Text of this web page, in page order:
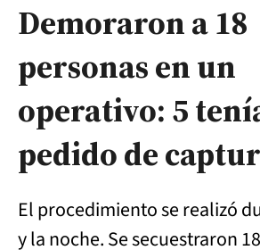
Demoraron a 18
personas en un
operativo: 5
pedido de
El procedimiento se realizó
y la noche. Se secuestraron